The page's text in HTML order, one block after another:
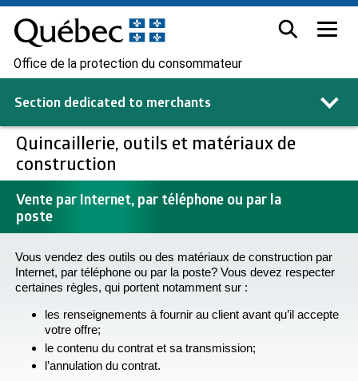
Office de la protection du consommateur
Section dedicated to merchants
Quincaillerie, outils et matériaux de
construction
Vente par Internet, par téléphone ou par la
poste
Vous vendez des outils ou des matériaux de construction par
Internet, par téléphone ou par la poste? Vous devez respecter
certaines règles, qui portent notamment sur :
les renseignements à fournir au client avant qu’il accepte
votre offre;
le contenu du contrat et sa transmission;
l’annulation du contrat.